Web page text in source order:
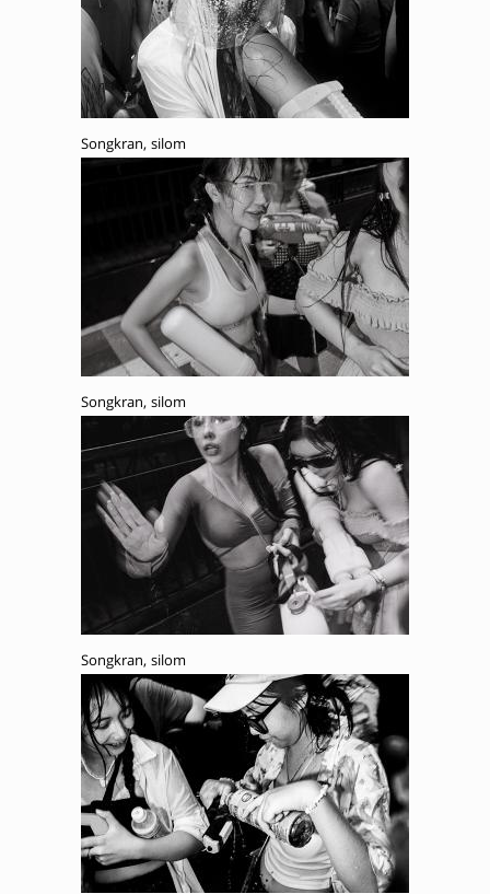
Songkran, silom
Songkran, silom
Songkran, silom